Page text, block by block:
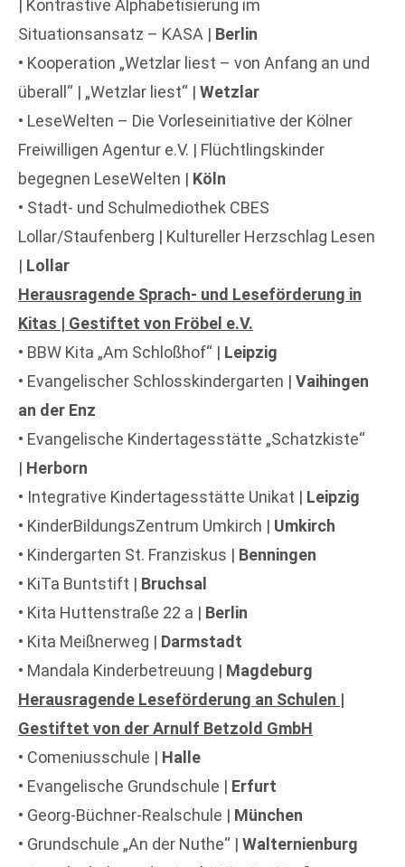
| Kontrastive Alphabetisierung im
Situationsansatz – KASA | Berlin
• Kooperation „Wetzlar liest – von Anfang an und
überall“ | „Wetzlar liest“ | Wetzlar
• LeseWelten – Die Vorleseinitiative der Kölner
Freiwilligen Agentur e.V. | Flüchtlingskinder
begegnen LeseWelten | Köln
• Stadt- und Schulmediothek CBES
Lollar/Staufenberg | Kultureller Herzschlag Lesen
| Lollar
Herausragende Sprach- und Leseförderung in
Kitas | Gestiftet von Fröbel e.V.
• BBW Kita „Am Schloßhof“ | Leipzig
• Evangelischer Schlosskindergarten | Vaihingen
an der Enz
• Evangelische Kindertagesstätte „Schatzkiste“
| Herborn
• Integrative Kindertagesstätte Unikat | Leipzig
• KinderBildungsZentrum Umkirch | Umkirch
• Kindergarten St. Franziskus | Benningen
• KiTa Buntstift | Bruchsal
• Kita Huttenstraße 22 a | Berlin
• Kita Meißnerweg | Darmstadt
• Mandala Kinderbetreuung | Magdeburg
Herausragende Leseförderung an Schulen |
Gestiftet von der Arnulf Betzold GmbH
• Comeniusschule | Halle
• Evangelische Grundschule | Erfurt
• Georg-Büchner-Realschule | München
• Grundschule „An der Nuthe“ | Walternienburg